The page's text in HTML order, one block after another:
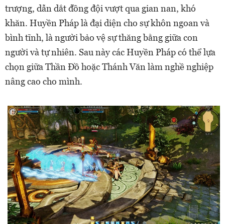
trượng, dẫn dắt đồng đội vượt qua gian nan, khó
khăn. Huyền Pháp là đại diện cho sự khôn ngoan và
bình tĩnh, là người bảo vệ sự thăng bằng giữa con
người và tự nhiên. Sau này các Huyền Pháp có thể lựa
chọn giữa Thần Đồ hoặc Thánh Văn làm nghề nghiệp
nâng cao cho mình.